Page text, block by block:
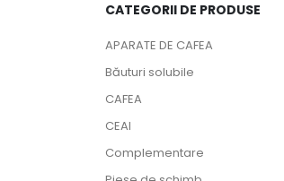
CATEGORII DE PRODUSE
APARATE DE CAFEA
Băuturi solubile
CAFEA
CEAI
Complementare